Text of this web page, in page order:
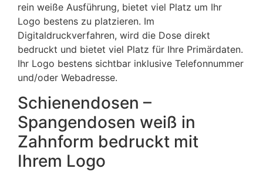
rein weiße Ausführung, bietet viel Platz um Ihr
Logo bestens zu platzieren. Im
Digitaldruckverfahren, wird die Dose direkt
bedruckt und bietet viel Platz für Ihre Primärdaten.
Ihr Logo bestens sichtbar inklusive Telefonnummer
und/oder Webadresse.
Schienendosen –
Spangendosen weiß in
Zahnform bedruckt mit
Ihrem Logo